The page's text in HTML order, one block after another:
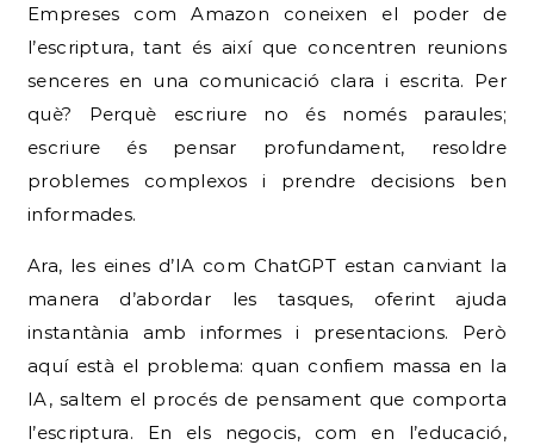
Empreses com Amazon coneixen el poder de
l’escriptura, tant és així que concentren reunions
senceres en una comunicació clara i escrita. Per
què? Perquè escriure no és només paraules;
escriure és pensar profundament, resoldre
problemes complexos i prendre decisions ben
informades.
Ara, les eines d’IA com ChatGPT estan canviant la
manera d’abordar les tasques, oferint ajuda
instantània amb informes i presentacions. Però
aquí està el problema: quan confiem massa en la
IA, saltem el procés de pensament que comporta
l’escriptura. En els negocis, com en l’educació,